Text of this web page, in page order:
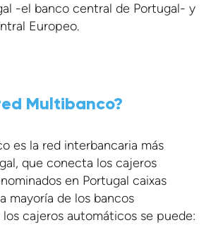
-el banco central de Portugal- y
Europeo.
Multibanco?
es la red interbancaria más
que conecta los cajeros
en Portugal caixas
mayoría de los bancos
cajeros automáticos se puede: